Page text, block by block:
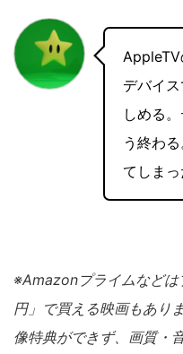
AppleTV
デバイ
しめる
う終わ
てしまっ
※Amazonプライムなど
円」で買える映画もあり
像特典ができず、画質・